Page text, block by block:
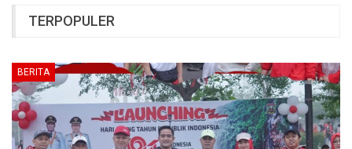
TERPOPULER
BERITA